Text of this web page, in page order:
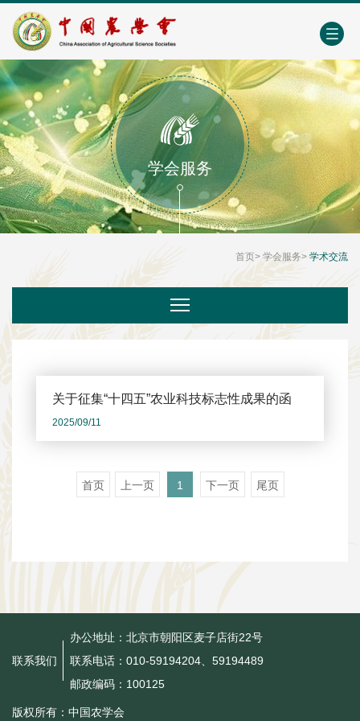
中国农业农村人才网 中心学会门户网
学会服务
首页> 学会服务> 学术交流
关于征集“十四五”农业科技标志性成果的函
2025/09/11
首页 上一页 1 下一页 尾页
版权所有：中国农学会
联系我们
办公地址：北京市朝阳区麦子店街22号
联系电话：010-59194204、59194489
邮政编码：100125